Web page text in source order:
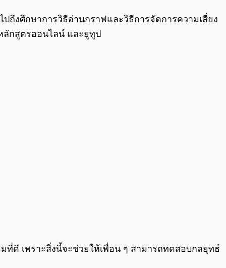
ถึงศึกษาการวิธีอ่านกราฟและวิธีการจัดการความเสี่ยง
ลักสูตรออนไลน์ และยูทูป
ที่ดี เพราะสิ่งนี้จะช่วยให้เพื่อน ๆ สามารถทดสอบกลยุทธ์